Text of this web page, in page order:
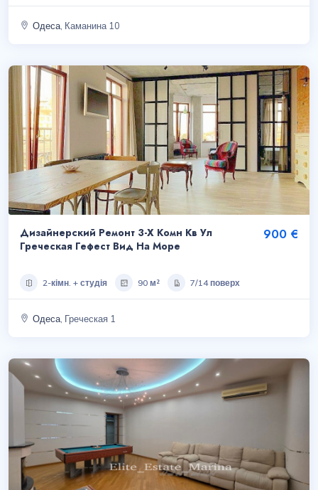
Одеса, Каманина 10
Дизайнерский Ремонт 3-Х Комн Кв Ул
Греческая Гефест Вид На Море
900 €
2-кімн. + студія 90 м² 7/14 поверх
Одеса, Греческая 1